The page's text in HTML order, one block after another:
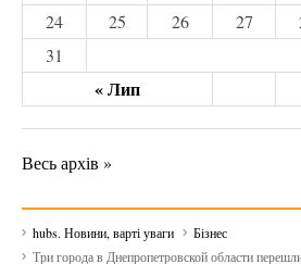
« Лип
24
25 26 27
31
Весь архів »
hubs. Новини, варті уваги
Бізнес
Три города в Днепропетровской области